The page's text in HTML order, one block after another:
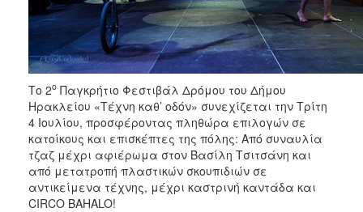
ΑΝΘΕΚΤΙΚΗ
ΠΟΛΗ
Το 2ο Παγκρήτιο Φεστιβάλ Δρόμου του Δήμου
Ηρακλείου «Τέχνη καθ’ οδόν» συνεχίζεται την Τρίτη
4 Ιουλίου, προσφέροντας πληθώρα επιλογών σε
κατοίκους και επισκέπτες της πόλης: Από συναυλία
τζαζ μέχρι αφιέρωμα στον Βασίλη Τσιτσάνη και
από μετατροπή πλαστικών σκουπιδιών σε
αντικείμενα τέχνης, μέχρι καστρινή καντάδα και
CIRCO BAHALO!